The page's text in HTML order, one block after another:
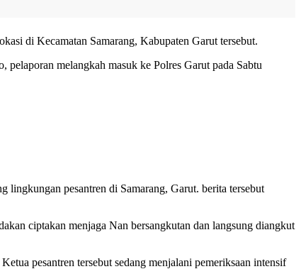
di Kecamatan Samarang, Kabupaten Garut tersebut.
melangkah masuk ke Polres Garut pada Sabtu
pesantren di Samarang, Garut. berita tersebut
ciptakan menjaga Nan bersangkutan dan langsung diangkut
pesantren tersebut sedang menjalani pemeriksaan intensif